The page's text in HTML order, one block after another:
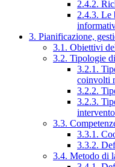
2.4.2.
2.4.3. Le
3. Pianificazione,
3.1. Obiettivi
3.2. Tipologie
3.2.1.
coinvolti
3.2.2.
3.2.3.
intervento
3.3.
3.3.1.
3.3.2.
3.4. Metodo di